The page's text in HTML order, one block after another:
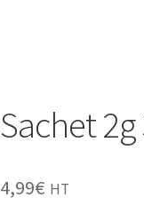
Sachet 2g
4,99€ HT